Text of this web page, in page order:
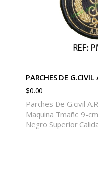
PARCHES DE
$0.00
Parches De G.civil
Maquina Tmaño 9-
Negro Superior